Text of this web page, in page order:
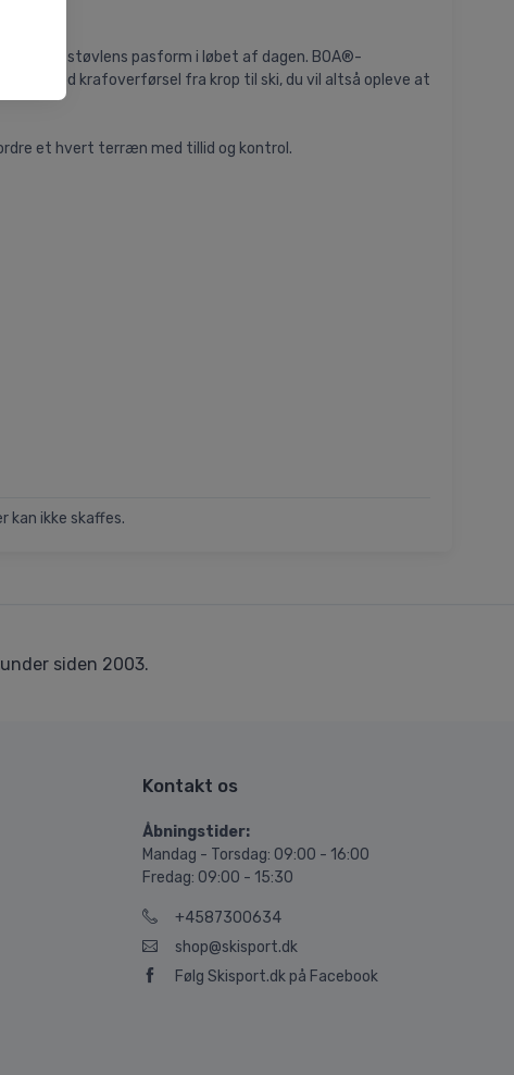
støvlens pasform i løbet af dagen. BOA®-
en god krafoverførsel fra krop til ski, du vil altså opleve at
et hvert terræn med tillid og kontrol.
kan ikke skaffes.
siden 2003.
Kontakt os
Åbningstider:
Mandag - Torsdag: 09:00 - 16:00
Fredag: 09:00 - 15:30
+4587300634
shop@skisport.dk
Følg Skisport.dk på Facebook